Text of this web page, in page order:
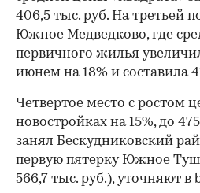
406,5 тыс. руб. На третьей
Южное Медведково, где
первичного жилья
июнем на 18% и составила
Четвертое место с ростом
новостройках на 15%, до
занял Бескудниковский
первую пятерку Южное
566,7 тыс. руб.), уточняют в